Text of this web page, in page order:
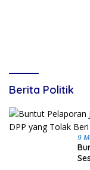
Berita Politik
9